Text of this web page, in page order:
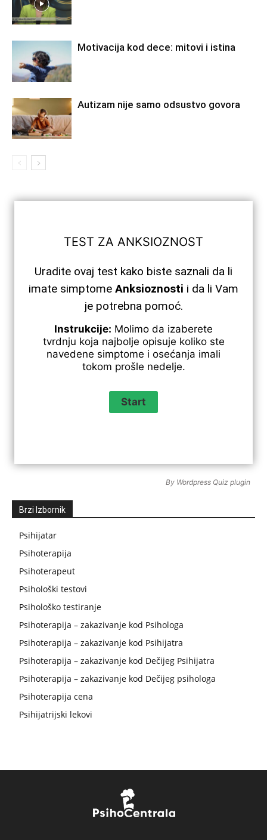
Motivacija kod dece: mitovi i istina
Autizam nije samo odsustvo govora
TEST ZA ANKSIOZNOST
Uradite ovaj test kako biste saznali da li
imate simptome Anksioznosti i da li Vam
je potrebna pomoć.
Instrukcije: Molimo da izaberete
tvrdnju koja najbolje opisuje koliko ste
navedene simptome i osećanja imali
tokom prošle nedelje.
By Wordpress Quiz plugin
Brzi Izbornik
Psihijatar
Psihoterapija
Psihoterapeut
Psihološki testovi
Psihološko testiranje
Psihoterapija – zakazivanje kod Psihologa
Psihoterapija – zakazivanje kod Psihijatra
Psihoterapija – zakazivanje kod Dečijeg Psihijatra
Psihoterapija – zakazivanje kod Dečijeg psihologa
Psihoterapija cena
Psihijatrijski lekovi